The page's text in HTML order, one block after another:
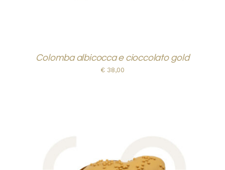
Colomba albicocca e cioccolato gold
€ 38,00